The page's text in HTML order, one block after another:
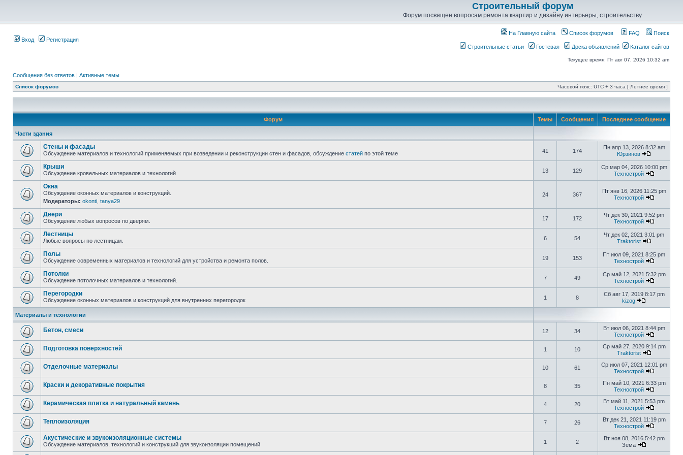
Строительный форум
Форум посвящен вопросам ремонта квартир и дизайну интерьеры, строительству
Вход Регистрация
На Главную сайта Список форумов FAQ Поиск
Строительные статьи Гостевая Доска объявлений Каталог сайтов
Текущее время: Пт авг 07, 2026 10:32 am
Сообщения без ответов | Активные темы
Список форумов Часовой пояс: UTC + 3 часа [ Летнее время ]
Форум Темы Сообщения Последнее сообщение
Части здания
Стены и фасады
Обсуждение материалов и технологий применяемых при возведении и реконструкции стен и фасадов, обсуждение статей по этой теме 41 174
Пн апр 13, 2026 8:32 am
Юрзинов
Крыши
Обсуждение кровельных материалов и технологий 13 129
Ср мар 04, 2026 10:00 pm
Технострой
Окна
Обсуждение оконных материалов и конструкций.
Модераторы: okonti tanya29
24 367
Пт янв 16, 2026 11:25 pm
Технострой
Двери
Обсуждение любых вопросов по дверям. 17 172
Чт дек 30, 2021 9:52 pm
Технострой
Лестницы
Любые вопросы по лестницам. 6 54
Чт дек 02, 2021 3:01 pm
Traktorist
Полы
Обсуждение современных материалов и технологий для устройства и ремонта полов. 19 153
Пт июл 09, 2021 8:25 pm
Технострой
Потолки
Обсуждение потолочных материалов и технологий. 7 49
Ср май 12, 2021 5:32 pm
Технострой
Перегородки
Обсуждение оконных материалов и конструкций для внутренних перегородок 1 8
Сб авг 17, 2019 8:17 pm
kizog
Материалы и технологии
Бетон, смеси 12 34
Вт июл 06, 2021 8:44 pm
Технострой
Подготовка поверхностей 1 10
Ср май 27, 2020 9:14 pm
Traktorist
Отделочные материалы 10 61
Ср июл 07, 2021 12:01 pm
Технострой
Краски и декоративные покрытия 8 35
Пн май 10, 2021 6:33 pm
Технострой
Керамическая плитка и натуральный камень 4 20
Вт май 11, 2021 5:53 pm
Технострой
Теплоизоляция 7 26
Вт дек 21, 2021 11:19 pm
Технострой
Акустические и звукоизоляционные системы
Обсуждение материалов, технологий и конструкций для звукоизоляции помещений 1 2
Вт ноя 08, 2016 5:42 pm
Зема